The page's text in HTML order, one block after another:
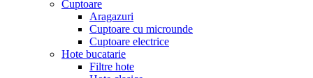
Cuptoare
Aragazuri
Cuptoare cu microunde
Cuptoare electrice
Hote bucatarie
Filtre hote